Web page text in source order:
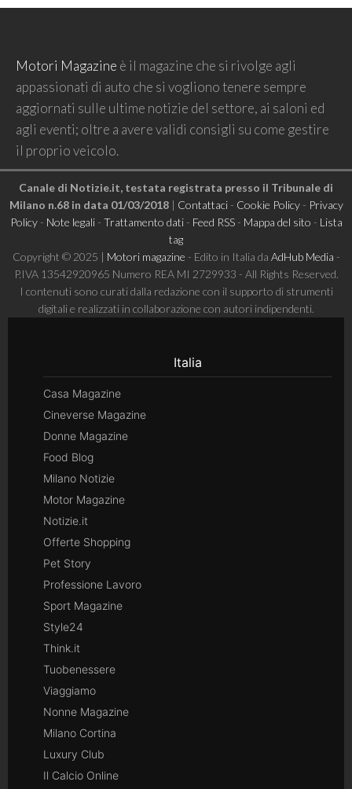
Motori Magazine è il magazine che si rivolge agli
appassionati di auto che si vogliono tenere sempre
aggiornati sulle ultime notizie del settore, ai saloni ed
agli eventi; oltre a avere validi consigli su come gestire
il proprio veicolo.
Canale di Notizie.it, testata registrata presso il Tribunale di
Milano n.68 in data 01/03/2018| Contattaci- Cookie Policy- Privacy
Policy- Note legali- Trattamento dati- Feed RSS- Mappa del sito - Lista
tag
Copyright © 2025 | Motori magazine - Edito in Italia da AdHub Media -
P.IVA 13542920965 Numero REA MI 2729933 - All Rights Reserved.
I contenuti sono curati dalla redazione con il supporto di strumenti
digitali e realizzati in collaborazione con autori indipendenti.
Italia
Casa Magazine
Cineverse Magazine
Donne Magazine
Food Blog
Milano Notizie
Motor Magazine
Notizie.it
Offerte Shopping
Pet Story
Professione Lavoro
Sport Magazine
Style24
Think.it
Tuobenessere
Viaggiamo
Nonne Magazine
Milano Cortina
Luxury Club
Il Calcio Online